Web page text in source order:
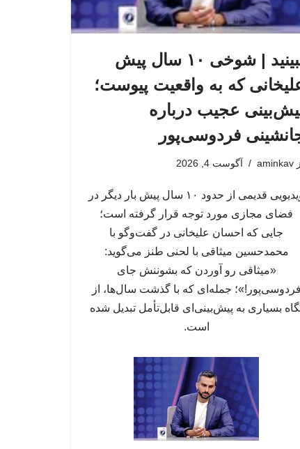
ببینید | شوخی ۱۰ سال پیش
که به واقعیت پیوست؛
عجیب درباره
فردوسی‌پور
aminkav آگوست 4, 2026
ویدیویی قدیمی از حدود ۱۰ سال پیش بار دیگر در
فضای مجازی مورد توجه قرار گرفته است؛
جایی که احسان علیخانی در گفت‌وگو با
محمدحسین میثاقی با لحنی طنز می‌گوید:
«میثاقی رو آوردن که بشوننش جای
فردوسی‌پور!»؛ جمله‌ای که با گذشت سال‌ها، از
بسیاری به پیش‌بینی‌ای قابل‌تأمل تبدیل شده
است.